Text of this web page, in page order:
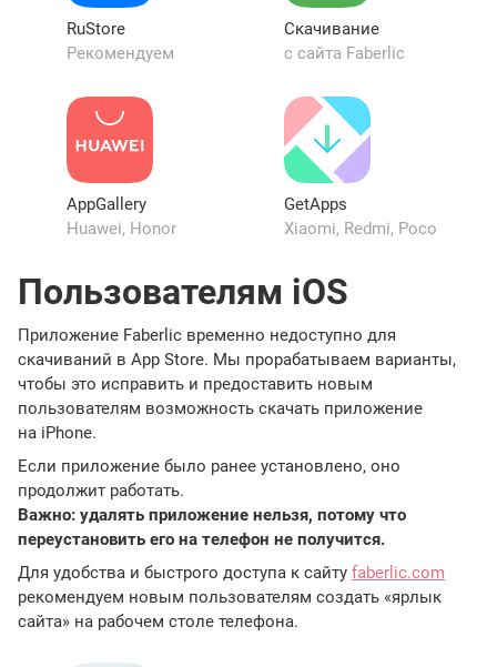
RuStore
Рекомендуем
Cкачивание
с сайта Faberlic
AppGallery
Huawei, Honor
GetApps
Xiaomi, Redmi, Poco
Пользователям iOS
Приложение Faberlic временно недоступно для
скачиваний в App Store. Мы прорабатываем варианты,
чтобы это исправить и предоставить новым
пользователям возможность скачать приложение
на iPhone.
Если приложение было ранее установлено, оно
продолжит работать.
Важно: удалять приложение нельзя, потому что
переустановить его на телефон не получится.
Для удобства и быстрого доступа к сайту faberlic.com
рекомендуем новым пользователям создать «ярлык
сайта» на рабочем столе телефона.